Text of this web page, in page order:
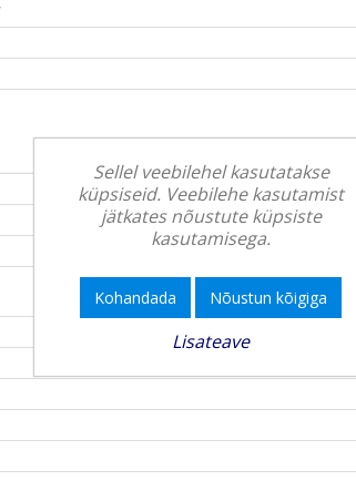
Sellel veebilehel kasutatakse
küpsiseid. Veebilehe kasutamist
jätkates nõustute küpsiste
kasutamisega.
Kohandada Nõustun kõigiga
Lisateave